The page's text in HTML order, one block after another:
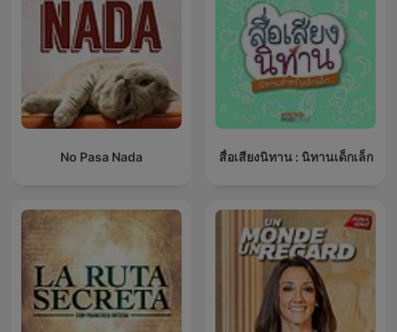
No Pasa Nada สื่อเสียงนิทาน : นิทานเด็กเล็ก